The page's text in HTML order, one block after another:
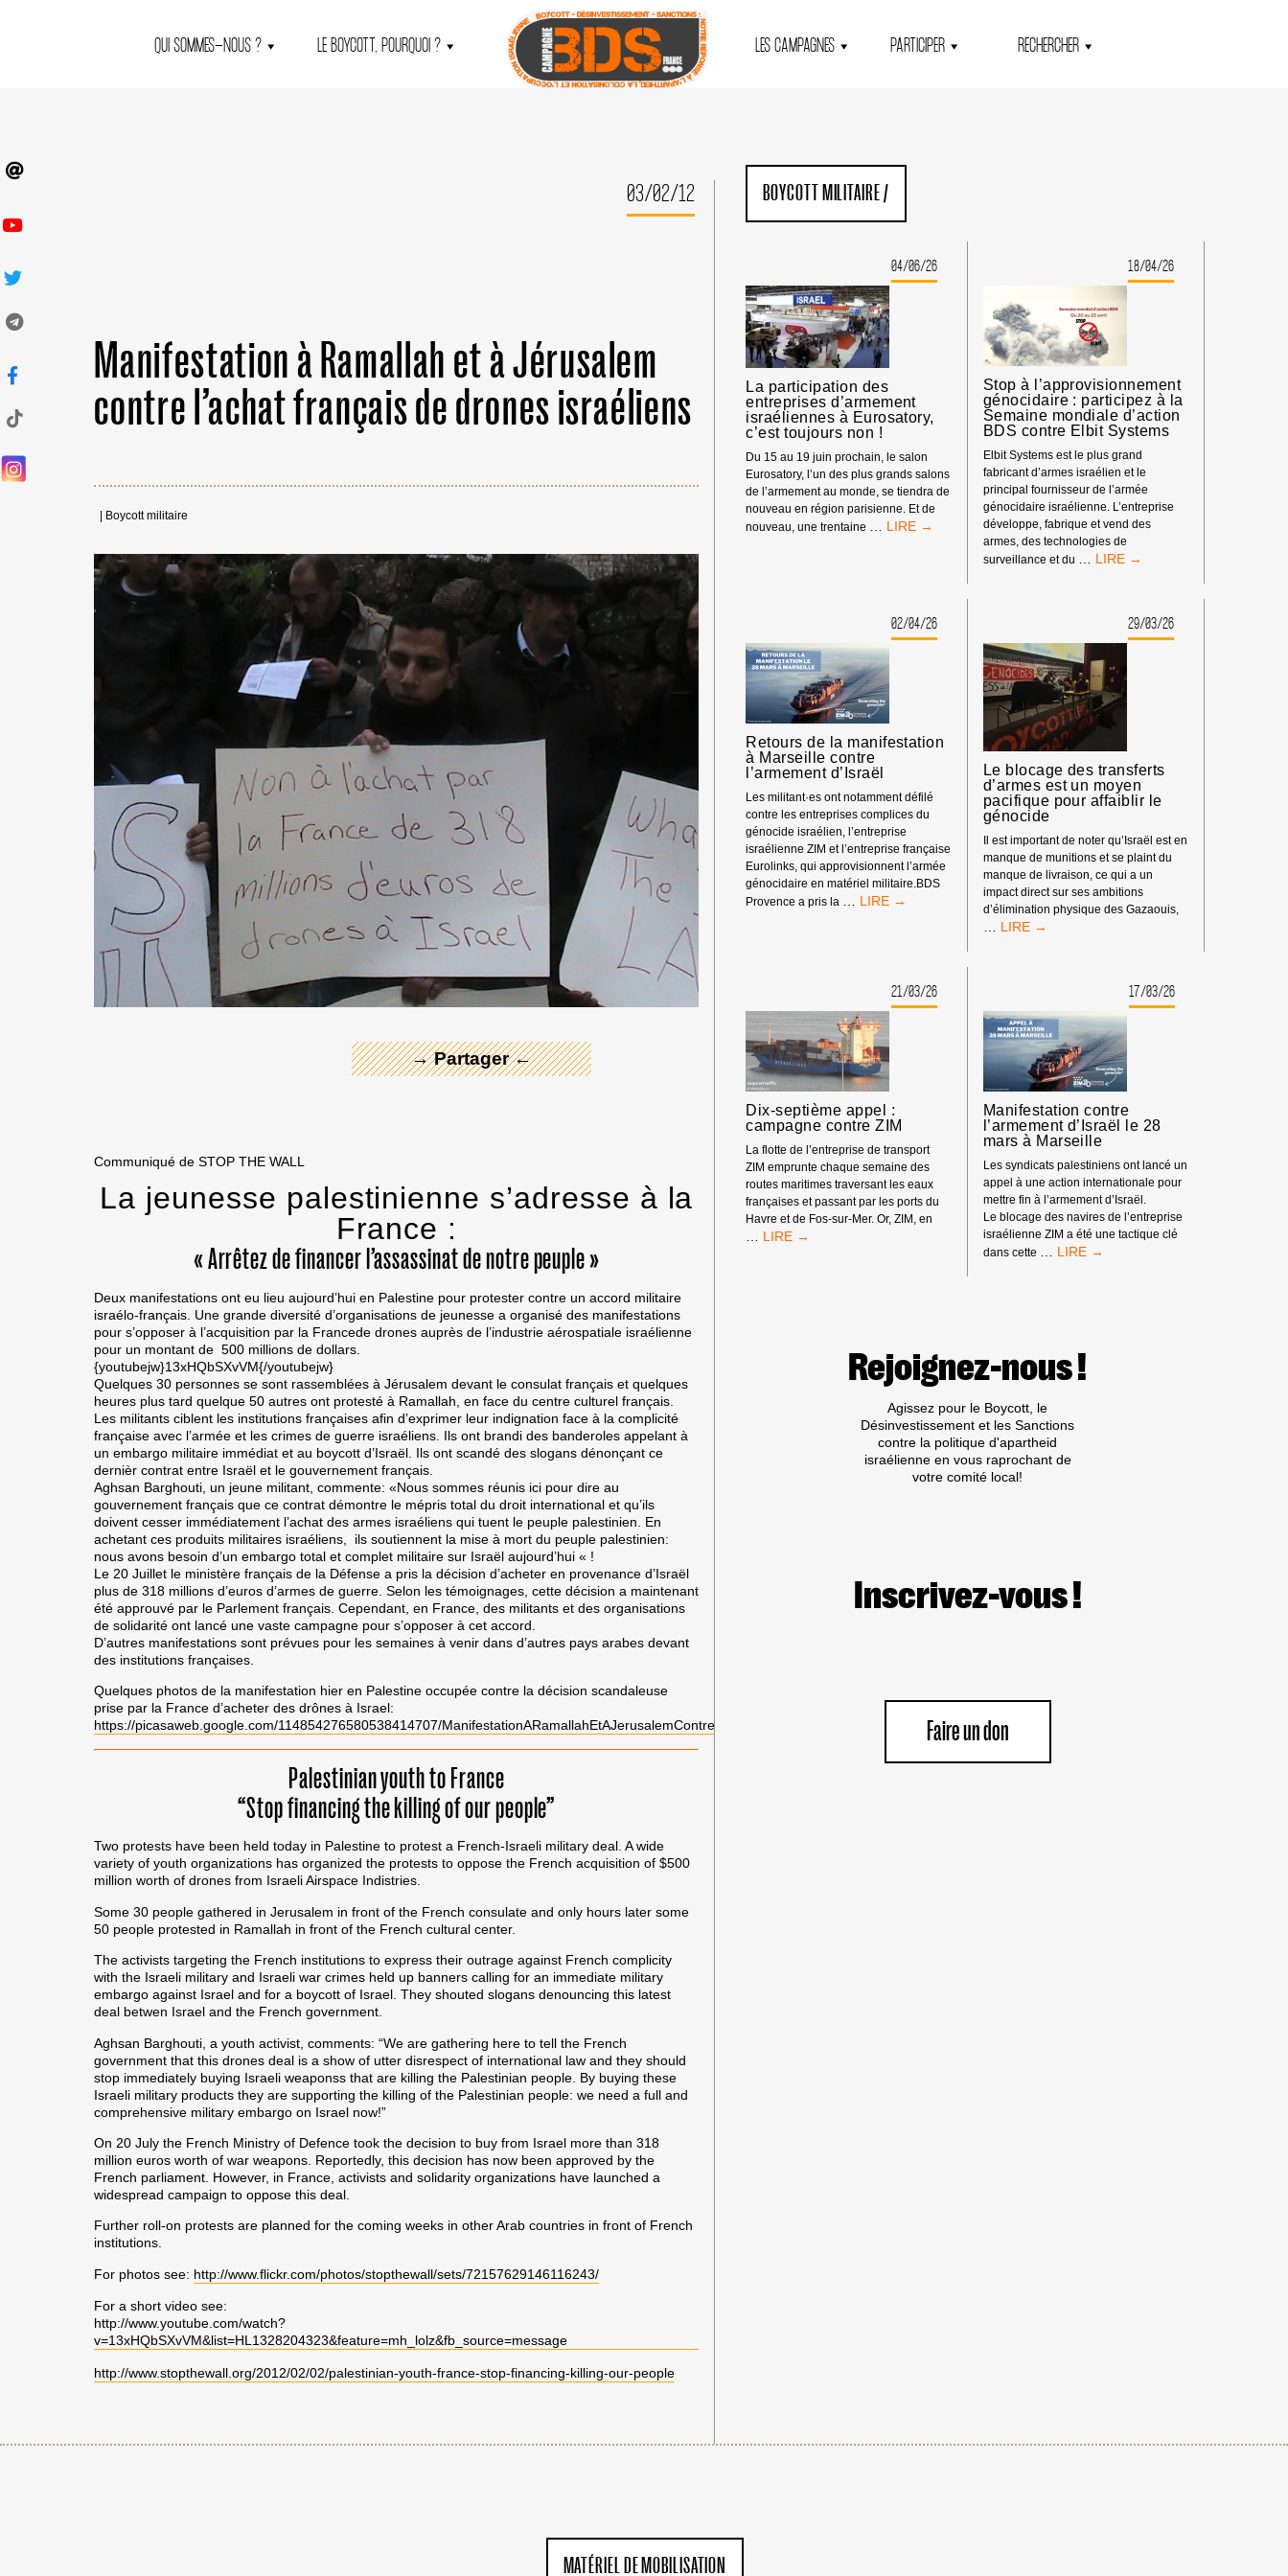
QUI SOMMES-NOUS ? LE BOYCOTT, POURQUOI ? LES CAMPAGNES PARTICIPER RECHERCHER
03/02/12
Manifestation à Ramallah et à Jérusalem
contre l’achat français de drones israéliens
Boycott militaire
→ Partager ←
Communiqué de STOP THE WALL
La jeunesse palestinienne s’adresse à la
France :
« Arrêtez de financer l’assassinat de notre peuple »
Deux manifestations ont eu lieu aujourd’hui en Palestine pour protester contre un accord militaire
israélo-français. Une grande diversité d’organisations de jeunesse a organisé des manifestations
pour s’opposer à l’acquisition par la Francede drones auprès de l’industrie aérospatiale israélienne
pour un montant de 500 millions de dollars.
{youtubejw}13xHQbSXvVM{/youtubejw}
Quelques 30 personnes se sont rassemblées à Jérusalem devant le consulat français et quelques
heures plus tard quelque 50 autres ont protesté à Ramallah, en face du centre culturel français.
Les militants ciblent les institutions françaises afin d’exprimer leur indignation face à la complicité
française avec l’armée et les crimes de guerre israéliens. Ils ont brandi des banderoles appelant à
un embargo militaire immédiat et au boycott d’Israël. Ils ont scandé des slogans dénonçant ce
dernièr contrat entre Israël et le gouvernement français.
Aghsan Barghouti, un jeune militant, commente: «Nous sommes réunis ici pour dire au
gouvernement français que ce contrat démontre le mépris total du droit international et qu’ils
doivent cesser immédiatement l’achat des armes israéliens qui tuent le peuple palestinien. En
achetant ces produits militaires israéliens, ils soutiennent la mise à mort du peuple palestinien:
nous avons besoin d’un embargo total et complet militaire sur Israël aujourd’hui « !
Le 20 Juillet le ministère français de la Défense a pris la décision d’acheter en provenance d’Israël
plus de 318 millions d’euros d’armes de guerre. Selon les témoignages, cette décision a maintenant
été approuvé par le Parlement français. Cependant, en France, des militants et des organisations
de solidarité ont lancé une vaste campagne pour s’opposer à cet accord.
D’autres manifestations sont prévues pour les semaines à venir dans d’autres pays arabes devant
des institutions françaises.
Quelques photos de la manifestation hier en Palestine occupée contre la décision scandaleuse
prise par la France d’acheter des drônes à Israel:
https://picasaweb.google.com/114854276580538414707/ManifestationARamallahEtAJerusalemContreLAchatFrancaisDeDronesIsraeliens
Palestinian youth to France
“Stop financing the killing of our people”
Two protests have been held today in Palestine to protest a French-Israeli military deal. A wide
variety of youth organizations has organized the protests to oppose the French acquisition of $500
million worth of drones from Israeli Airspace Indistries.
Some 30 people gathered in Jerusalem in front of the French consulate and only hours later some
50 people protested in Ramallah in front of the French cultural center.
The activists targeting the French institutions to express their outrage against French complicity
with the Israeli military and Israeli war crimes held up banners calling for an immediate military
embargo against Israel and for a boycott of Israel. They shouted slogans denouncing this latest
deal betwen Israel and the French government.
Aghsan Barghouti, a youth activist, comments: “We are gathering here to tell the French
government that this drones deal is a show of utter disrespect of international law and they should
stop immediately buying Israeli weaponss that are killing the Palestinian people. By buying these
Israeli military products they are supporting the killing of the Palestinian people: we need a full and
comprehensive military embargo on Israel now!”
On 20 July the French Ministry of Defence took the decision to buy from Israel more than 318
million euros worth of war weapons. Reportedly, this decision has now been approved by the
French parliament. However, in France, activists and solidarity organizations have launched a
widespread campaign to oppose this deal.
Further roll-on protests are planned for the coming weeks in other Arab countries in front of French
institutions.
For photos see: http://www.flickr.com/photos/stopthewall/sets/72157629146116243/
For a short video see:
http://www.youtube.com/watch?
v=13xHQbSXvVM&list=HL1328204323&feature=mh_lolz&fb_source=message
http://www.stopthewall.org/2012/02/02/palestinian-youth-france-stop-financing-killing-our-people
BOYCOTT MILITAIRE/
04/06/26
La participation des
entreprises d’armement
israéliennes à Eurosatory,
c’est toujours non !
Du 15 au 19 juin prochain, le salon
Eurosatory, l’un des plus grands salons
de l’armement au monde, se tiendra de
nouveau en région parisienne. Et de
nouveau, une trentaine
LA
EUROSATORY,
C’EST
TOUJOURS
NON
18/04/26
Stop à l’approvisionnement
génocidaire : participez à la
Semaine mondiale d’action
BDS contre Elbit Systems
Elbit Systems est le plus grand
fabricant d’armes israélien et le
principal fournisseur de l’armée
génocidaire israélienne. L’entreprise
développe, fabrique et vend des
armes, des technologies de
surveillance et du
STOP
PARTICIPEZ
À
LA
SEMAINE
MONDIALE
D’ACTION
CONTRE
ELBIT
SYSTEMS
02/04/26
Retours de la manifestation
à Marseille contre
l’armement d’Israël
Les militant·es ont notamment défilé
contre les entreprises complices du
génocide israélien, l’entreprise
israélienne ZIM et l’entreprise française
Eurolinks, qui approvisionnent l’armée
génocidaire en matériel militaire.BDS
Provence a pris la
RETOURS
MARSEILLE
CONTRE
L’ARMEMENT
D’ISRAËL
29/03/26
Le blocage des transferts
d’armes est un moyen
pacifique pour affaiblir le
génocide
Il est important de noter qu’Israël est en
manque de munitions et se plaint du
manque de livraison, ce qui a un
impact direct sur ses ambitions
d’élimination physique des Gazaouis,
LE
EST
UN
MOYEN
PACIFIQUE
POUR
LE
GÉNOCIDE
21/03/26
Dix-septième appel :
campagne contre ZIM
La flotte de l’entreprise de transport
ZIM emprunte chaque semaine des
routes maritimes traversant les eaux
françaises et passant par les ports du
Havre et de Fos-sur-Mer. Or, ZIM, en
DIX-
17/03/26
Manifestation contre
l’armement d’Israël le 28
mars à Marseille
Les syndicats palestiniens ont lancé un
appel à une action internationale pour
mettre fin à l’armement d’Israël.
Le blocage des navires de l’entreprise
israélienne ZIM a été une tactique clé
dans cette
MANIFESTATION
MARS
À
Rejoignez-nous !
Agissez pour le Boycott, le
Désinvestissement et les Sanctions
contre la politique d'apartheid
israélienne en vous raprochant de
votre comité local!
Inscrivez-vous !
Faire un don
MATÉRIEL DE MOBILISATION